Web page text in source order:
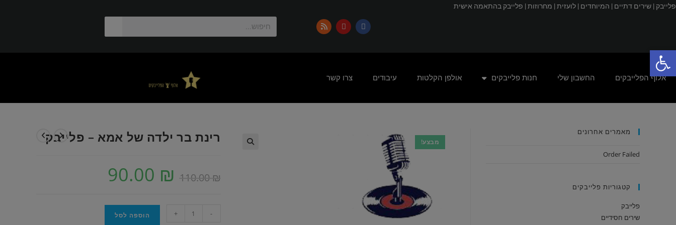
פתח סרגל נגישות
פלייבק | שירים דתיים | המיוחדים | לועזית | מחרוזות | פלייבק בהתאמה אישית
אלוף הפלייבקים החשבון שלי חנות פלייבקים אולפן הקלטות עיבודים צרו קשר
מבצע! רינת בר ילדה של אמא – פלייבק
110.00 ₪
90.00 ₪
-
+ הוספה לסל
מאמרים אחרונים
Order Failed
קטגוריות פלייבקים
פלייבק
שירים חסידיים